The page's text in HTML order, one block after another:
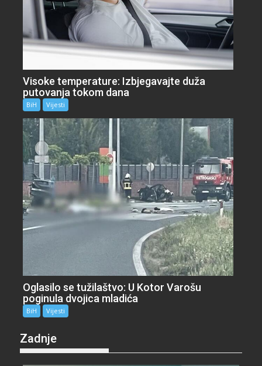
Visoke temperature: Izbjegavajte duža
putovanja tokom dana
BiH Vijesti
Oglasilo se tužilaštvo: U Kotor Varošu
poginula dvojica mladića
BiH Vijesti
Zadnje